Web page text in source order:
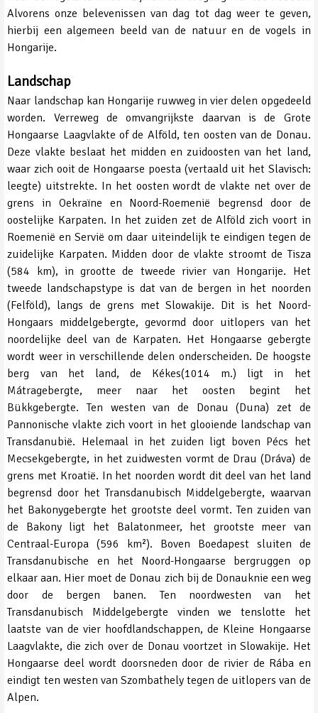
Alvorens onze belevenissen van dag tot dag weer te geven,
hierbij een algemeen beeld van de natuur en de vogels in
Hongarije.
Landschap
Naar landschap kan Hongarije ruwweg in vier delen opgedeeld
worden. Verreweg de omvangrijkste daarvan is de Grote
Hongaarse Laagvlakte of de Alföld, ten oosten van de Donau.
Deze vlakte beslaat het midden en zuidoosten van het land,
waar zich ooit de Hongaarse poesta (vertaald uit het Slavisch:
leegte) uitstrekte. In het oosten wordt de vlakte net over de
grens in Oekraïne en Noord-Roemenië begrensd door de
oostelijke Karpaten. In het zuiden zet de Alföld zich voort in
Roemenië en Servië om daar uiteindelijk te eindigen tegen de
zuidelijke Karpaten. Midden door de vlakte stroomt de Tisza
(584 km), in grootte de tweede rivier van Hongarije. Het
tweede landschapstype is dat van de bergen in het noorden
(Felföld), langs de grens met Slowakije. Dit is het Noord-
Hongaars middelgebergte, gevormd door uitlopers van het
noordelijke deel van de Karpaten. Het Hongaarse gebergte
wordt weer in verschillende delen onderscheiden. De hoogste
berg van het land, de Kékes(1014 m.) ligt in het
Mátragebergte, meer naar het oosten begint het
Bükkgebergte. Ten westen van de Donau (Duna) zet de
Pannonische vlakte zich voort in het glooiende landschap van
Transdanubië. Helemaal in het zuiden ligt boven Pécs het
Mecsekgebergte, in het zuidwesten vormt de Drau (Dráva) de
grens met Kroatië. In het noorden wordt dit deel van het land
begrensd door het Transdanubisch Middelgebergte, waarvan
het Bakonygebergte het grootste deel vormt. Ten zuiden van
de Bakony ligt het Balatonmeer, het grootste meer van
Centraal-Europa (596 km²). Boven Boedapest sluiten de
Transdanubische en het Noord-Hongaarse bergruggen op
elkaar aan. Hier moet de Donau zich bij de Donauknie een weg
door de bergen banen. Ten noordwesten van het
Transdanubisch Middelgebergte vinden we tenslotte het
laatste van de vier hoofdlandschappen, de Kleine Hongaarse
Laagvlakte, die zich over de Donau voortzet in Slowakije. Het
Hongaarse deel wordt doorsneden door de rivier de Rába en
eindigt ten westen van Szombathely tegen de uitlopers van de
Alpen.